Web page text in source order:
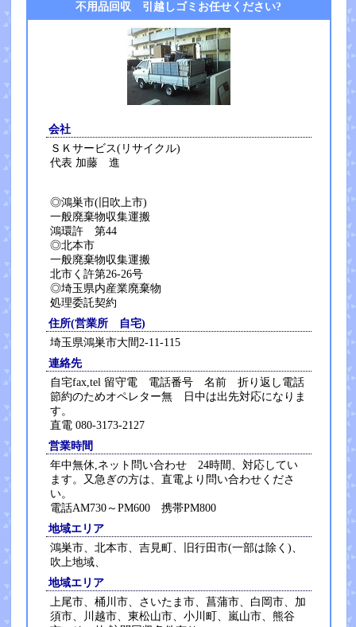
不用品回収 引越しゴミお任せください?
会社
ＳＫサービス(リサイクル)
代表 加藤 進
◎鴻巣市(旧吹上市)
一般廃棄物収集運搬
鴻環許 第44
◎北本市
一般廃棄物収集運搬
北市く許第26-26号
◎埼玉県内産業廃棄物
処理委託契約
住所(営業所 自宅)
埼玉県鴻巣市大間2-11-115
連絡先
自宅fax,tel 留守電 電話番号 名前 折り返し電話
節約のためオペレター無 日中は出先対応になりま
す。
直電 080-3173-2127
営業時間
年中無休,ネット問い合わせ 24時間、対応してい
ます。又急ぎの方は、直電より問い合わせくださ
い。
電話AM730～PM600 携帯PM800
地域エリア
鴻巣市、北本市、吉見町、旧行田市(一部は除く)、
吹上地域、
地域エリア
上尾市、桶川市、さいたま市、菖蒲市、白岡市、加
須市、川越市、東松山市、小川町、嵐山市、熊谷